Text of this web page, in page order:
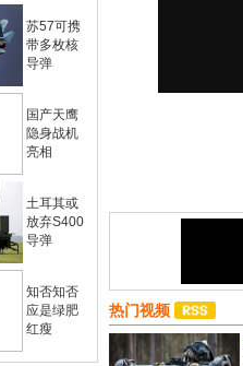
苏57可携
带多枚核
导弹
国产天鹰
隐身战机
亮相
土耳其或
放弃S400
导弹
知否知否
应是绿肥
红瘦
热门视频